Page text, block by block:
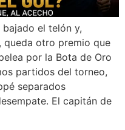
el telón y,
queda otro premio que
por la Bota de Oro
partidos del torneo,
separados
El capitán de